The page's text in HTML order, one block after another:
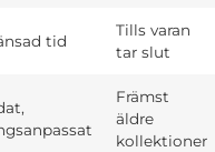
tid
Tills varan
tar slut
Främst
äldre
kollektioner